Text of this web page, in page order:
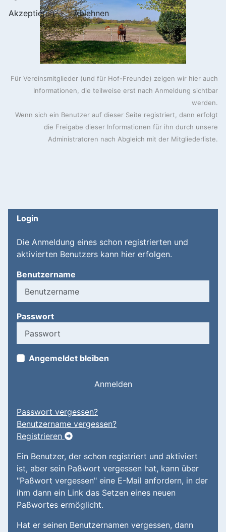
Für Vereinsmitglieder (und für Hof-Freunde) zeigen wir hier auch
Informationen, die teilweise erst nach Anmeldung sichtbar
werden.
Wenn sich ein Benutzer auf dieser Seite registriert, dann erfolgt
die Freigabe dieser Informationen für ihn durch unsere
Administratoren nach Abgleich mit der Mitgliederliste.
Login
Die Anmeldung eines schon registrierten und
aktivierten Benutzers kann hier erfolgen.
Benutzername
Passwort
Angemeldet bleiben
Anmelden
Passwort vergessen?
Benutzername vergessen?
Registrieren
Ein Benutzer, der schon registriert und aktiviert
ist, aber sein Paßwort vergessen hat, kann über
"Paßwort vergessen" eine E-Mail anfordern, in der
ihm dann ein Link das Setzen eines neuen
Paßwortes ermöglicht.
Hat er seinen Benutzernamen vergessen, dann
Akzeptieren
Ablehnen